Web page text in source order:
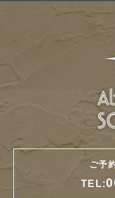
ご予
TEL: